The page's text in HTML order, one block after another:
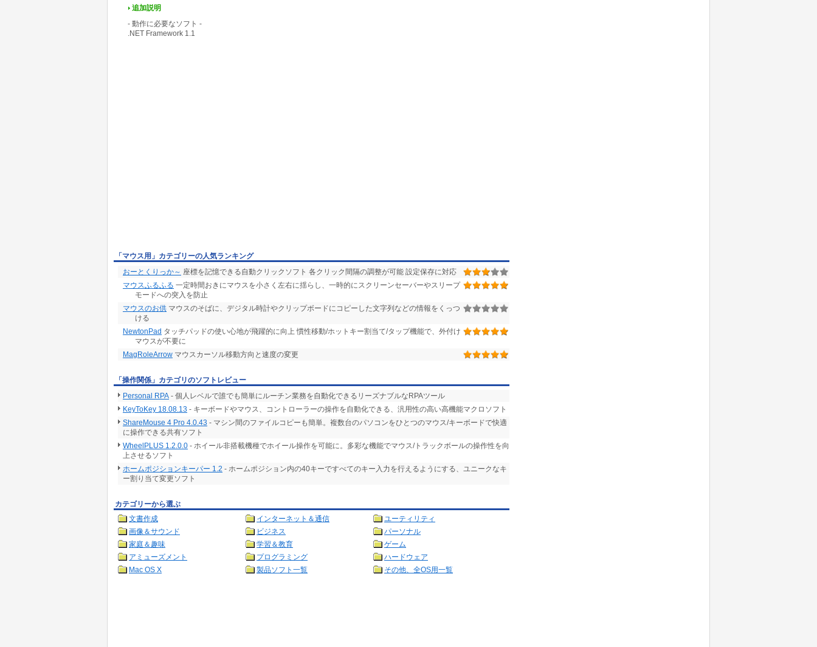
追加説明
- 動作に必要なソフト -
.NET Framework 1.1
「マウス用」カテゴリーの人気ランキング
おーとくりっか～ 座標を記憶できる自動クリックソフト 各クリック間隔の調整が可能 設定保存に対応
マウスふるふる 一定時間おきにマウスを小さく左右に揺らし、一時的にスクリーンセーバーやスリープ
モードへの突入を防止
マウスのお供 マウスのそばに、デジタル時計やクリップボードにコピーした文字列などの情報をくっつ
ける
NewtonPad タッチパッドの使い心地が飛躍的に向上 慣性移動/ホットキー割当て/タップ機能で、外付け
マウスが不要に
MagRoleArrow マウスカーソル移動方向と速度の変更
「操作関係」カテゴリのソフトレビュー
Personal RPA - 個人レベルで誰でも簡単にルーチン業務を自動化できるリーズナブルなRPAツール
KeyToKey 18.08.13 - キーボードやマウス、コントローラーの操作を自動化できる、汎用性の高い高機能マクロソフト
ShareMouse 4 Pro 4.0.43 - マシン間のファイルコピーも簡単。複数台のパソコンをひとつのマウス/キーボードで快適
に操作できる共有ソフト
WheelPLUS 1.2.0.0 - ホイール非搭載機種でホイール操作を可能に。多彩な機能でマウス/トラックボールの操作性を向
上させるソフト
ホームポジションキーパー 1.2 - ホームポジション内の40キーですべてのキー入力を行えるようにする、ユニークなキ
ー割り当て変更ソフト
カテゴリーから選ぶ
文書作成
インターネット＆通信
ユーティリティ
画像＆サウンド
ビジネス
パーソナル
家庭＆趣味
学習＆教育
ゲーム
アミューズメント
プログラミング
ハードウェア
Mac OS X
製品ソフト一覧 その他、全OS用一覧